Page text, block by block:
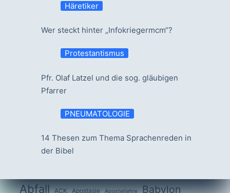
Häretiker
Wer steckt hinter „Infokriegermcm“?
Protestantismus
Pfr. Olaf Latzel und die sog. gläubigen
Pfarrer
PNEUMATOLOGIE
14 Thesen zum Thema Sprachenreden in
der Bibel
Abfall ACK Apostasie Apostellehre Babylon